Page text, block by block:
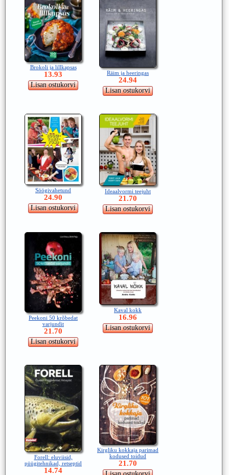
Brokoli ja lillkapsas
13.93 Räim ja heeringas
24.94
Söögivahetund
24.90
Ideaalvormi teejuht
21.70
Peekoni 50 krõbedat
varjundit
21.70
Kaval kokk
16.96
Forell: eluviisid,
püügitehnikad, retseptid
14.74
Kirgliku kokkaja parimad
kodused toidud
21.70